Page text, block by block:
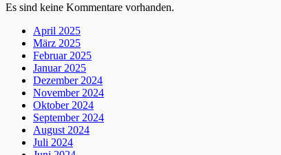
Es sind keine Kommentare vorhanden.
April 2025
März 2025
Februar 2025
Januar 2025
Dezember 2024
November 2024
Oktober 2024
September 2024
August 2024
Juli 2024